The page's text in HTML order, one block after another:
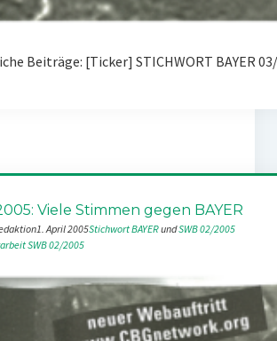
Beiträge: [Ticker] STICHWORT BAYER
Viele Stimmen gegen BAYER
1. April 2005Stichwort BAYER und SWB 02/2005
SWB 02/2005